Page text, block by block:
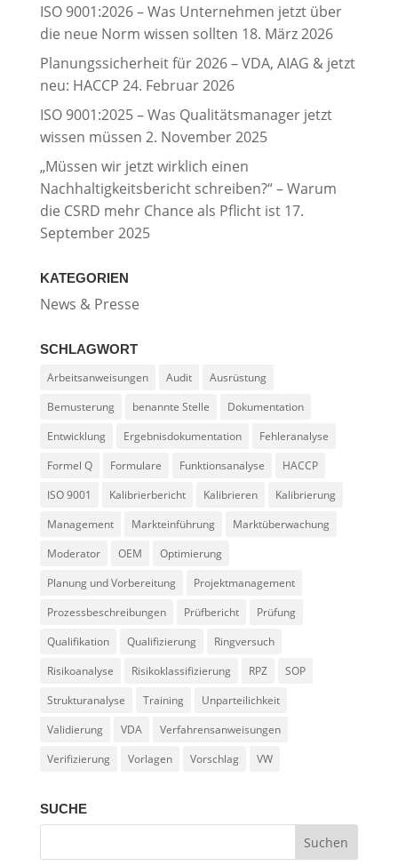
ISO 9001:2026 – Was Unternehmen jetzt über
die neue Norm wissen sollten 18. März 2026
Planungssicherheit für 2026 – VDA, AIAG & jetzt
neu: HACCP 24. Februar 2026
ISO 9001:2025 – Was Qualitätsmanager jetzt
wissen müssen 2. November 2025
„Müssen wir jetzt wirklich einen
Nachhaltigkeitsbericht schreiben?“ – Warum
die CSRD mehr Chance als Pflicht ist 17.
September 2025
KATEGORIEN
News & Presse
SCHLAGWORT
Arbeitsanweisungen
Audit
Ausrüstung
Bemusterung
benannte Stelle
Dokumentation
Entwicklung
Ergebnisdokumentation
Fehleranalyse
Formel Q
Formulare Funktionsanalyse
HACCP
ISO 9001
Kalibrierbericht Kalibrieren
Kalibrierung
Management
Markteinführung
Marktüberwachung
Moderator
OEM
Optimierung
Planung und Vorbereitung
Projektmanagement
Prozessbeschreibungen
Prüfbericht
Prüfung
Qualifikation
Qualifizierung
Ringversuch
Risikoanalyse
Risikoklassifizierung RPZ
SOP
Strukturanalyse
Training
Unparteilichkeit
Validierung
VDA
Verfahrensanweisungen
Verifizierung
Vorlagen Vorschlag VW
SUCHE